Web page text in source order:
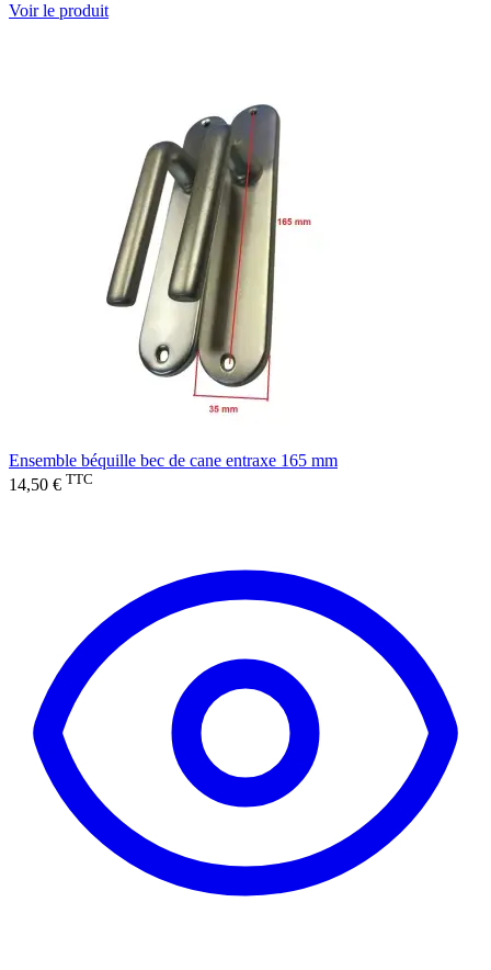
Voir le produit
Ensemble béquille bec de cane entraxe 165 mm
14,50 € TTC